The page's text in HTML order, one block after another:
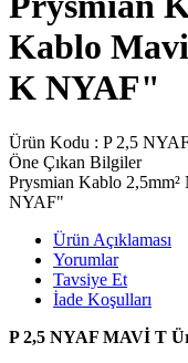
Kablo
K NYAF"
Ürün Kodu : P 2,5
Öne Çıkan Bilgiler
Prysmian Kablo
NYAF"
Ürün Açıklaması
Yorumlar
Tavsiye Et
İade Koşulları
P 2,5 NYAF MAVİ T